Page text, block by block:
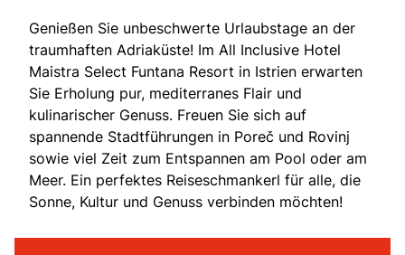
Genießen Sie unbeschwerte Urlaubstage an der
traumhaften Adriaküste! Im All Inclusive Hotel
Maistra Select Funtana Resort in Istrien erwarten
Sie Erholung pur, mediterranes Flair und
kulinarischer Genuss. Freuen Sie sich auf
spannende Stadtführungen in Poreč und Rovinj
sowie viel Zeit zum Entspannen am Pool oder am
Meer. Ein perfektes Reiseschmankerl für alle, die
Sonne, Kultur und Genuss verbinden möchten!